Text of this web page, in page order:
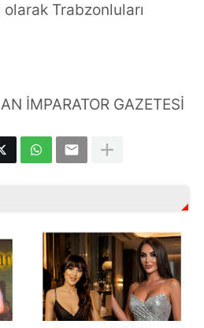
Trabzonluları
İMPARATOR GAZETESİ